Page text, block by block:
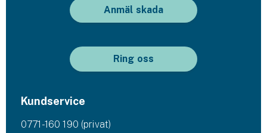
Anmäl skada
Ring oss
Kundservice
0771-160 190 (privat)